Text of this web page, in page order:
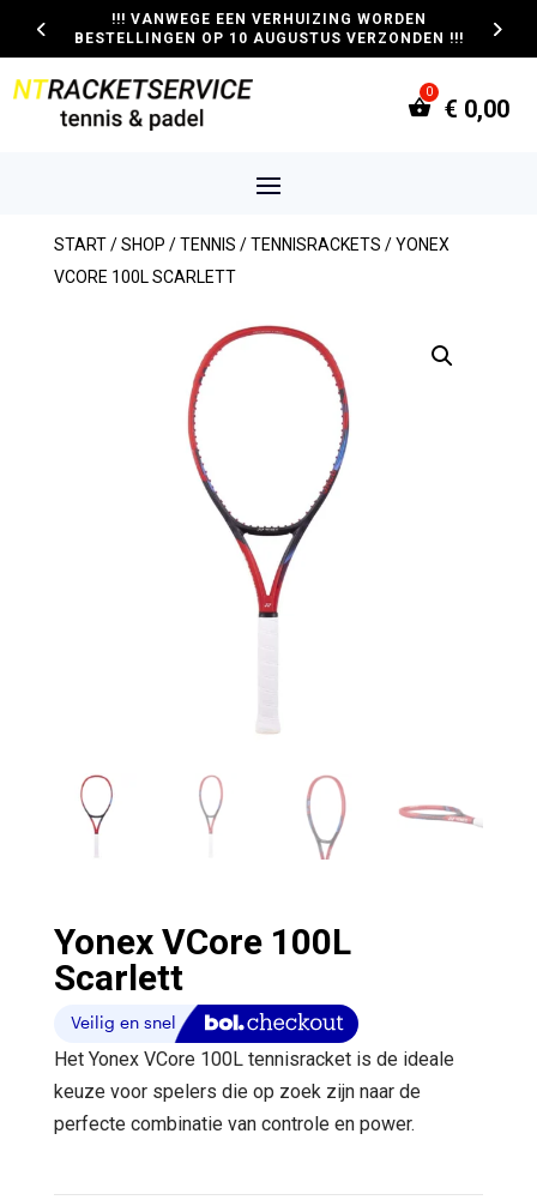
!!! VANWEGE EEN VERHUIZING WORDEN
BESTELLINGEN OP 10 AUGUSTUS VERZONDEN !!!
€ 0,00
START/SHOP /TENNIS /TENNISRACKETS / YONEX
VCORE 100L SCARLETT
Yonex VCore 100L
Scarlett
Het Yonex VCore 100L tennisracket is de ideale
keuze voor spelers die op zoek zijn naar de
perfecte combinatie van controle en power.